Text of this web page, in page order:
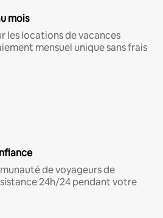
mois
les locations de vacances
mensuel unique sans frais
de voyageurs de
24h/24 pendant votre